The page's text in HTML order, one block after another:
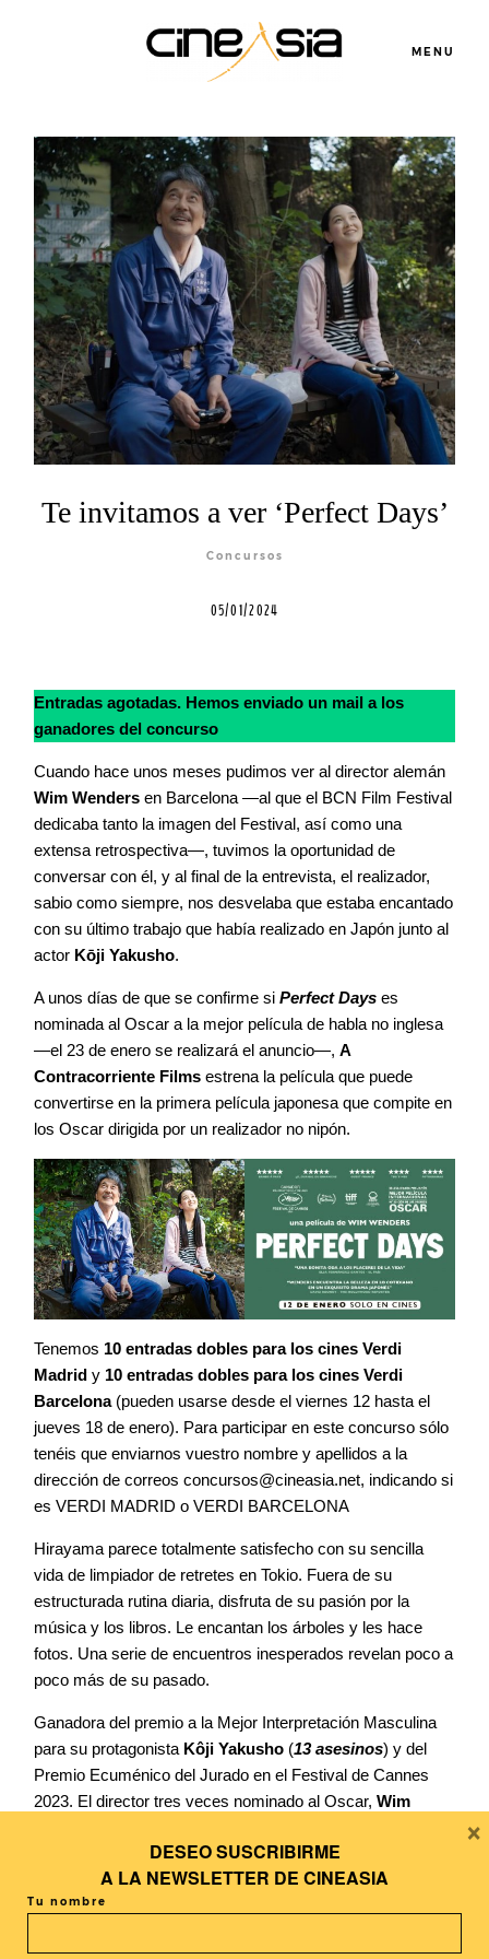
MENU
Te invitamos a ver ‘Perfect Days’
Concursos
05/01/2024
Entradas agotadas. Hemos enviado un mail a los
ganadores del concurso
Cuando hace unos meses pudimos ver al director alemán
Wim Wenders en Barcelona —al que el BCN Film Festival
dedicaba tanto la imagen del Festival, así como una
extensa retrospectiva—, tuvimos la oportunidad de
conversar con él, y al final de la entrevista, el realizador,
sabio como siempre, nos desvelaba que estaba encantado
con su último trabajo que había realizado en Japón junto al
actor Kōji Yakusho.
A unos días de que se confirme si Perfect Days es
nominada al Oscar a la mejor película de habla no inglesa
—el 23 de enero se realizará el anuncio—, A
Contracorriente Films estrena la película que puede
convertirse en la primera película japonesa que compite en
los Oscar dirigida por un realizador no nipón.
Tenemos 10 entradas dobles para los cines Verdi
Madrid y 10 entradas dobles para los cines Verdi
Barcelona (pueden usarse desde el viernes 12 hasta el
jueves 18 de enero). Para participar en este concurso sólo
tenéis que enviarnos vuestro nombre y apellidos a la
dirección de correos concursos@cineasia.net, indicando si
es VERDI MADRID o VERDI BARCELONA
Hirayama parece totalmente satisfecho con su sencilla
vida de limpiador de retretes en Tokio. Fuera de su
estructurada rutina diaria, disfruta de su pasión por la
música y los libros. Le encantan los árboles y les hace
fotos. Una serie de encuentros inesperados revelan poco a
poco más de su pasado.
Ganadora del premio a la Mejor Interpretación Masculina
para su protagonista Kôji Yakusho (13 asesinos) y del
Premio Ecuménico del Jurado en el Festival de Cannes
2023. El director tres veces nominado al Oscar, Wim
homenaje al cineasta japonésYasujirô Ozu
reflexión profundamente conmovedora y poética sobre
cómo encontrar la belleza en el mundo cotidiano que nos
Servicios
Cursos
Equipo
Blog
DESEO SUSCRIBIRME
A LA NEWSLETTER DE CINEASIA
Tu nombre
×